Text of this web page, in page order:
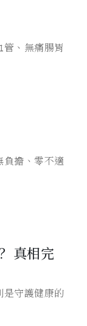
、無痛腸胃
擔、零不適
真相完
是守護健康的